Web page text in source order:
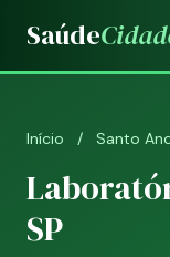
Saúde
Início / Santo
SP